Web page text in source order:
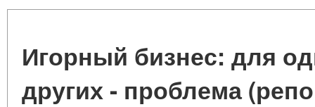
Игорный бизнес: для
других - проблема